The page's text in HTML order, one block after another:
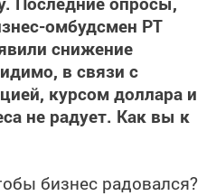
омбудсмен РТ
снижение
в связи с
курсом доллара и
не радует. Как вы к
бизнес радовался?